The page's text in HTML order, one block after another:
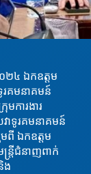
២៤ ឯកឧត្តម
គមនាគមន៍
មការងារ
ាទូរគមនាគមន៍
ពី ឯកឧត្តម
រ្តីជំនាញពាក់
ង